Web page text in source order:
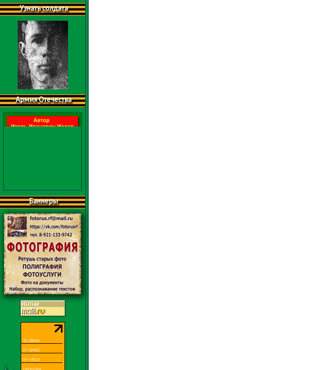
Узнать солдата
Армия Отечества
Баннеры